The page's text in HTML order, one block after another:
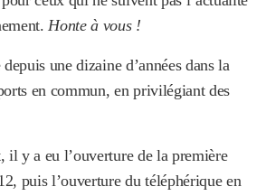
Honte à vous !
une dizaine d’années dans la
en commun, en privilégiant des
il y a eu l’ouverture de la première
puis l’ouverture du téléphérique en